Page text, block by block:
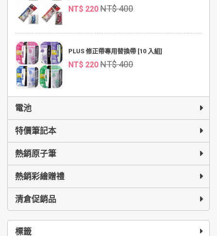
NT$ 220 NT$ 400
PLUS 修正帶專用替換帶 [10 入組]
NT$ 220 NT$ 400
電池
特價筆記本
熱銷原子筆
熱銷彩繪贈禮
清倉促銷品
標籤